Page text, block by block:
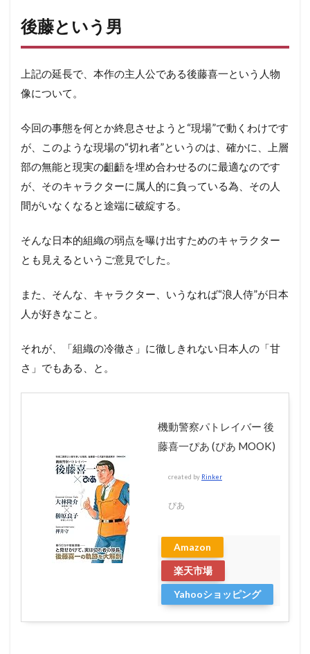
後藤という男
上記の延長で、本作の主人公である後藤喜一という人物
像について。
今回の事態を何とか終息させようと“現場”で動くわけです
が、このような現場の“切れ者”というのは、確かに、上層
部の無能と現実の齟齬を埋め合わせるのに最適なのです
が、そのキャラクターに属人的に負っている為、その人
間がいなくなると途端に破綻する。
そんな日本的組織の弱点を曝け出すためのキャラクター
とも見えるというご意見でした。
また、そんな、キャラクター、いうなれば“浪人侍”が日本
人が好きなこと。
それが、「組織の冷徹さ」に徹しきれない日本人の「甘
さ」でもある、と。
機動警察パトレイバー 後
藤喜一ぴあ (ぴあ MOOK)
created by Rinker
ぴあ
Amazon
楽天市場
Yahooショッピング